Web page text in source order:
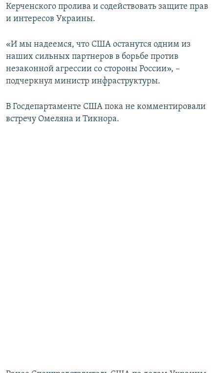
Керченского пролива и содействовать защите прав
и интересов Украины.
«И мы надеемся, что США останутся одним из
наших сильных партнеров в борьбе против
незаконной агрессии со стороны России», –
подчеркнул министр инфраструктуры.
В Госдепартаменте США пока не комментировали
встречу Омеляна и Тикнора.